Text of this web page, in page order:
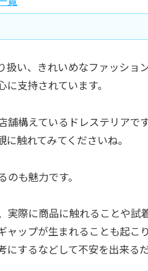
い、きれいめなファッショ
支持されています。
構えているドレステリアで
触れてみてくださいね。
も魅力です。
際に商品に触れることや試
ップが生まれることも起こ
するなどして不安を出来る